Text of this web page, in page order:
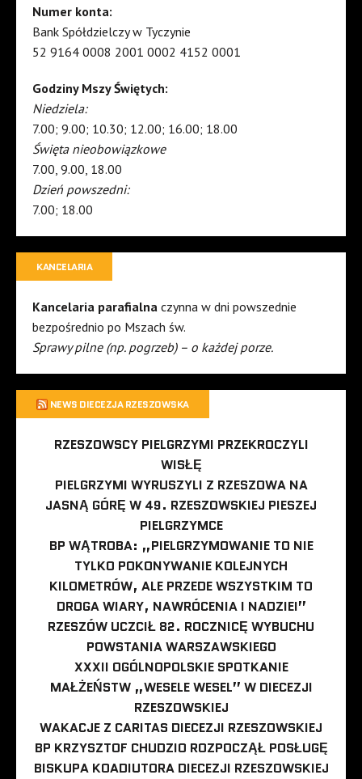
Numer konta:
Bank Spółdzielczy w Tyczynie
52 9164 0008 2001 0002 4152 0001
Godziny Mszy Świętych:
Niedziela:
7.00; 9.00; 10.30; 12.00; 16.00; 18.00
Święta nieobowiązkowe
7.00, 9.00, 18.00
Dzień powszedni:
7.00; 18.00
KANCELARIA
Kancelaria parafialna czynna w dni powszednie
bezpośrednio po Mszach św.
Sprawy pilne (np. pogrzeb) – o każdej porze.
NEWS DIECEZJA RZESZOWSKA
RZESZOWSCY PIELGRZYMI PRZEKROCZYLI
WISŁĘ
PIELGRZYMI WYRUSZYLI Z RZESZOWA NA
JASNĄ GÓRĘ W 49. RZESZOWSKIEJ PIESZEJ
PIELGRZYMCE
BP WĄTROBA: „PIELGRZYMOWANIE TO NIE
TYLKO POKONYWANIE KOLEJNYCH
KILOMETRÓW, ALE PRZEDE WSZYSTKIM TO
DROGA WIARY, NAWRÓCENIA I NADZIEI”
RZESZÓW UCZCIŁ 82. ROCZNICĘ WYBUCHU
POWSTANIA WARSZAWSKIEGO
XXXII OGÓLNOPOLSKIE SPOTKANIE
MAŁŻEŃSTW „WESELE WESEL” W DIECEZJI
RZESZOWSKIEJ
WAKACJE Z CARITAS DIECEZJI RZESZOWSKIEJ
BP KRZYSZTOF CHUDZIO ROZPOCZĄŁ POSŁUGĘ
BISKUPA KOADIUTORA DIECEZJI RZESZOWSKIEJ